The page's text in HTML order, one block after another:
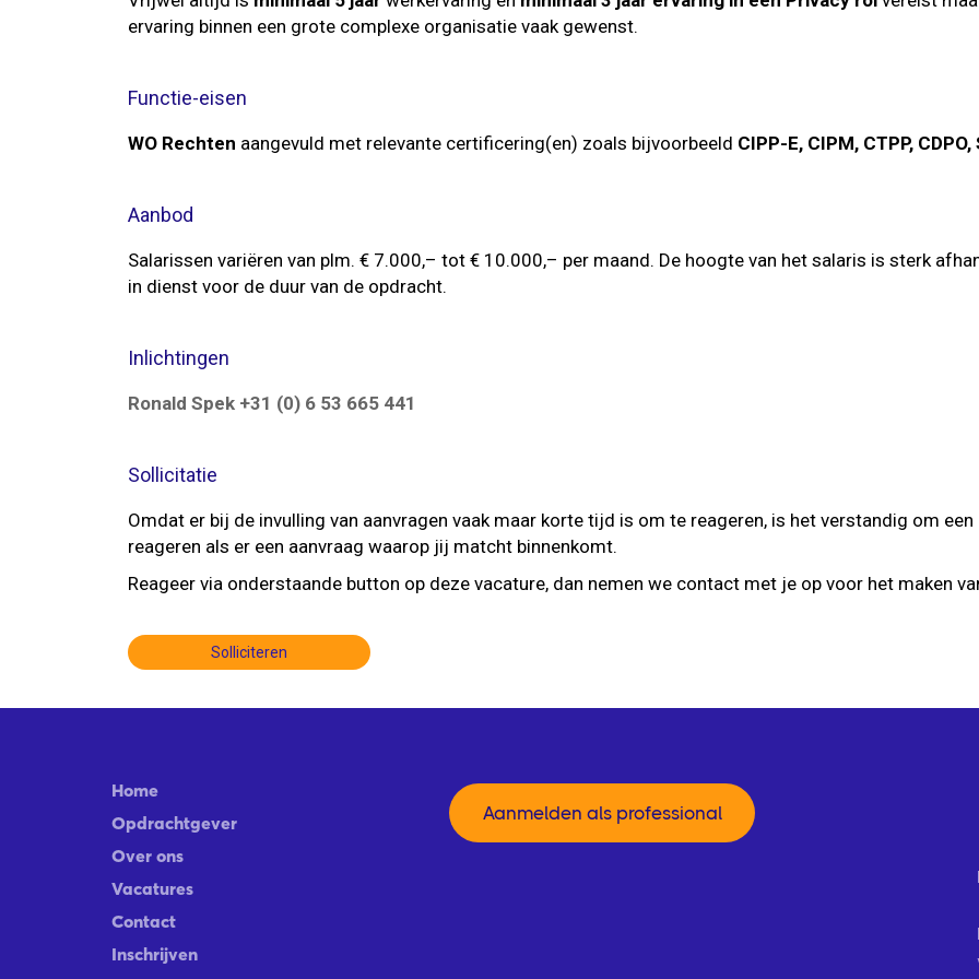
ervaring binnen een grote complexe organisatie vaak gewenst.
Functie-eisen
WO Rechten aangevuld met relevante certificering(en) zoals bijvoorbeeld CIPP-E, CIPM, CTPP,
Aanbod
Salarissen variëren van plm. € 7.000,– tot € 10.000,– per maand. De hoogte van het salaris is sterk
in dienst voor de duur van de opdracht.
Inlichtingen
Ronald Spek +31 (0) 6 53 665 441
Sollicitatie
Omdat er bij de invulling van aanvragen vaak maar korte tijd is om te reageren, is het verstandig om
reageren als er een aanvraag waarop jij matcht binnenkomt.
Reageer via onderstaande button op deze vacature, dan nemen we contact met je op voor het maken
Solliciteren
Home
Opdrachtgever
Over ons
Vacatures
Contact
Inschrijven
Aanmelden als professional